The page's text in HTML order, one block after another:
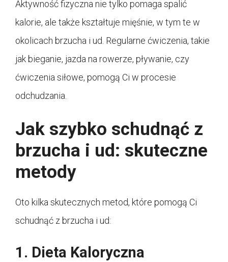
Aktywność fizyczna nie tylko pomaga spalić
kalorie, ale także kształtuje mięśnie, w tym te w
okolicach brzucha i ud. Regularne ćwiczenia, takie
jak bieganie, jazda na rowerze, pływanie, czy
ćwiczenia siłowe, pomogą Ci w procesie
odchudzania.
Jak szybko schudnąć z
brzucha i ud: skuteczne
metody
Oto kilka skutecznych metod, które pomogą Ci
schudnąć z brzucha i ud:
1. Dieta Kaloryczna